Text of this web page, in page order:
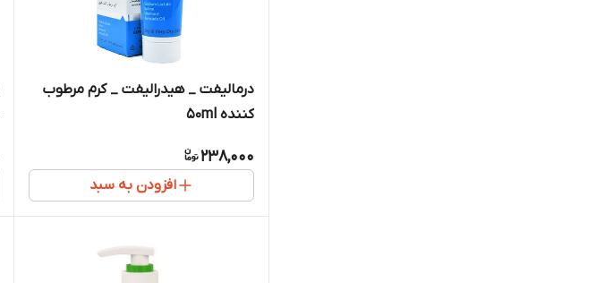
درمالیفت _ هیدرالیفت _ کرم مرطوب
کننده 50ml
238,000
افزودن به سبد